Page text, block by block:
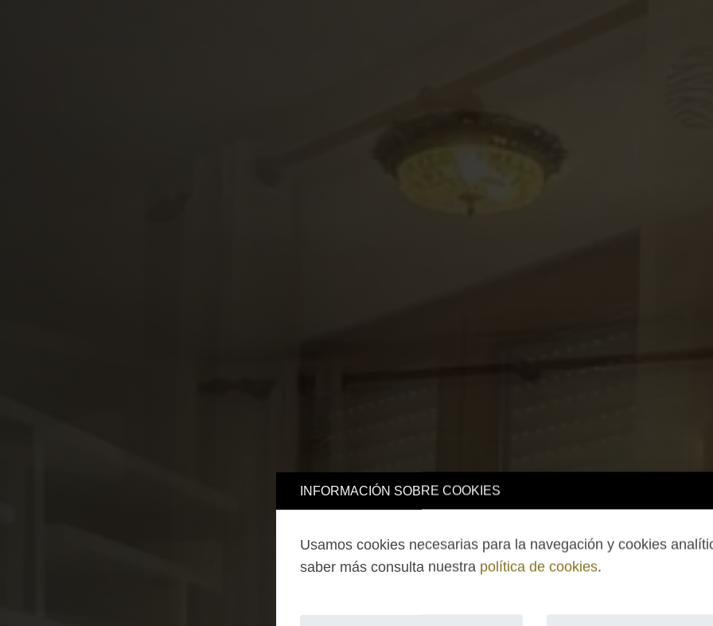
INFORMACIÓN SOBRE COOKIES
Usamos cookies necesarias para la navegación y cookies
saber más consulta nuestra política de cookies.